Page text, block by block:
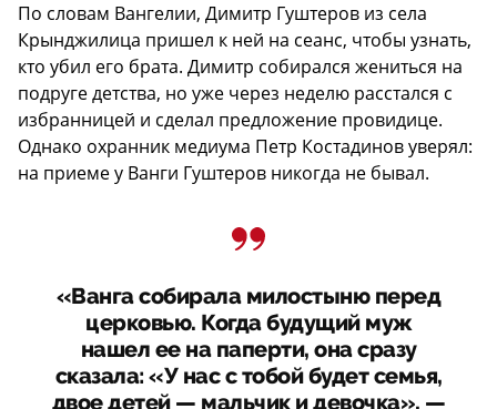
По словам Вангелии, Димитр Гуштеров из села
Крынджилица пришел к ней на сеанс, чтобы узнать,
кто убил его брата. Димитр собирался жениться на
подруге детства, но уже через неделю расстался с
избранницей и сделал предложение провидице.
Однако охранник медиума Петр Костадинов уверял:
на приеме у Ванги Гуштеров никогда не бывал.
«Ванга собирала милостыню перед
церковью. Когда будущий муж
нашел ее на паперти, она сразу
сказала: «У нас с тобой будет семья,
двое детей — мальчик и девочка», —